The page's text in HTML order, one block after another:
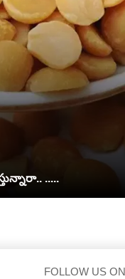
.....
FOLLOW US ON